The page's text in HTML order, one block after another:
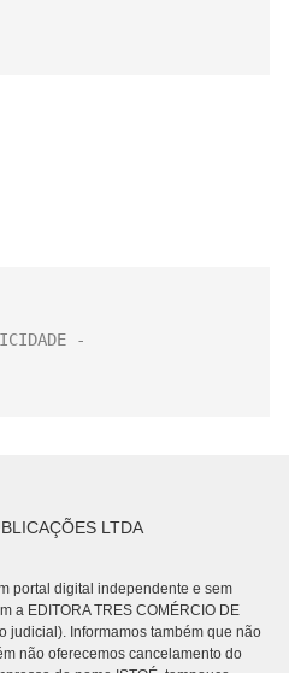
LTDA
portal digital independente e sem
a EDITORA TRES COMÉRCIO DE
judicial). Informamos também que não
não oferecemos cancelamento do